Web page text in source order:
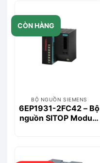
CÒN HÀNG
BỘ NGUỒN SIEMENS
6EP1931-2FC42 – Bộ
nguồn SITOP Module